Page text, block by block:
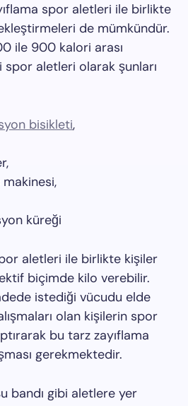
spor aletleri ile birlikte
de mümkündür.
ile 900 kalori arası
spor aletleri olarak şunları
bisikleti,
küreği
aletleri ile birlikte kişiler
biçimde kilo verebilir.
istediği vücudu elde
olan kişilerin spor
bu tarz zayıflama
gerekmektedir.
bandı gibi aletlere yer